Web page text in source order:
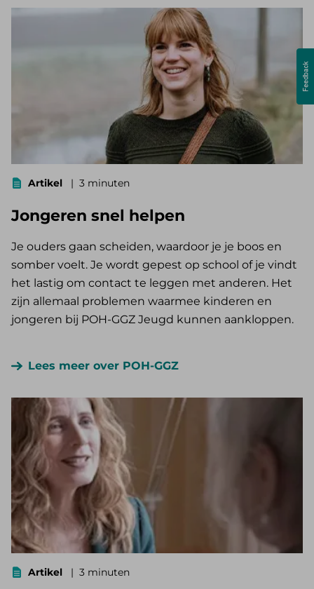
Artikel 3 minuten
Jongeren snel helpen
Je ouders gaan scheiden, waardoor je je boos en
somber voelt. Je wordt gepest op school of je vindt
het lastig om contact te leggen met anderen. Het
zijn allemaal problemen waarmee kinderen en
jongeren bij POH-GGZ Jeugd kunnen aankloppen.
Lees meer over POH-GGZ
Artikel 3 minuten